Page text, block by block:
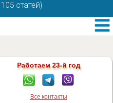
Работаем 23-й год
Все контакты
статей)